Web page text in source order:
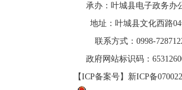
承办：叶城县电子政务办
地址：叶城县文化西路
联系方式：0998-
政府网站标识码：
【ICP备案号】新ICP备